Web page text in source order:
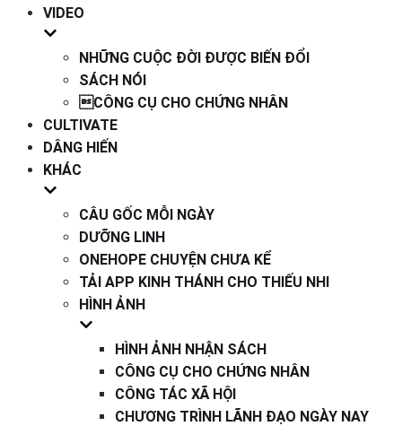
VIDEO
NHỮNG CUỘC ĐỜI ĐƯỢC BIẾN ĐỔI
SÁCH NÓI
CÔNG CỤ CHO CHỨNG NHÂN
CULTIVATE
DÂNG HIẾN
KHÁC
CÂU GỐC MỖI NGÀY
DƯỠNG LINH
ONEHOPE CHUYỆN CHƯA KỂ
TẢI APP KINH THÁNH CHO THIẾU NHI
HÌNH ẢNH
HÌNH ẢNH NHẬN SÁCH
CÔNG CỤ CHO CHỨNG NHÂN
CÔNG TÁC XÃ HỘI
CHƯƠNG TRÌNH LÃNH ĐẠO NGÀY NAY